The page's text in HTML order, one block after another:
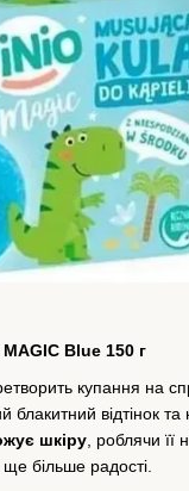
Blue 150 г
купання на
блакитний відтінок
шкіру , роблячи
більше радості.